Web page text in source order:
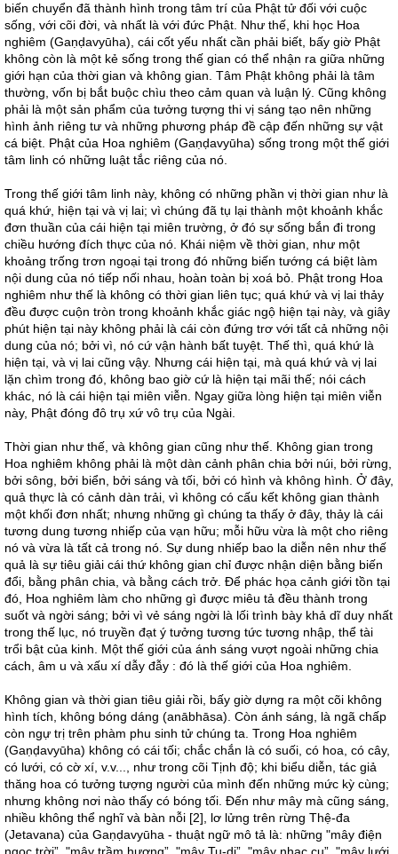
biến chuyển đã thành hình trong tâm trí của Phật tử đối với cuộc
sống, với cõi đời, và nhất là với đức Phật. Như thế, khi học Hoa
nghiêm (Gaṇḍavyūha), cái cốt yếu nhất cần phải biết, bấy giờ Phật
không còn là một kẻ sống trong thế gian có thể nhận ra giữa những
giới hạn của thời gian và không gian. Tâm Phật không phải là tâm
thường, vốn bị bắt buộc chìu theo cảm quan và luận lý. Cũng không
phải là một sản phẩm của tưởng tượng thi vị sáng tạo nên những
hình ảnh riêng tư và những phương pháp đề cập đến những sự vật
cá biệt. Phật của Hoa nghiêm (Gaṇḍavyūha) sống trong một thế giới
tâm linh có những luật tắc riêng của nó.
Trong thế giới tâm linh này, không có những phần vị thời gian như là
quá khứ, hiện tại và vị lai; vì chúng đã tụ lại thành một khoảnh khắc
đơn thuần của cái hiện tại miên trường, ở đó sự sống bắn đi trong
chiều hướng đích thực của nó. Khái niệm về thời gian, như một
khoảng trống trơn ngoại tại trong đó những biến tướng cá biệt làm
nội dung của nó tiếp nối nhau, hoàn toàn bị xoá bỏ. Phật trong Hoa
nghiêm như thế là không có thời gian liên tục; quá khứ và vị lai thảy
đều được cuộn tròn trong khoảnh khắc giác ngộ hiện tại này, và giây
phút hiện tại này không phải là cái còn đứng trơ với tất cả những nội
dung của nó; bởi vì, nó cứ vận hành bất tuyệt. Thế thì, quá khứ là
hiện tại, và vị lai cũng vậy. Nhưng cái hiện tại, mà quá khứ và vị lai
lặn chìm trong đó, không bao giờ cứ là hiện tại mãi thế; nói cách
khác, nó là cái hiện tại miên viễn. Ngay giữa lòng hiện tại miên viễn
này, Phật đóng đô trụ xứ vô trụ của Ngài.
Thời gian như thế, và không gian cũng như thế. Không gian trong
Hoa nghiêm không phải là một dàn cảnh phân chia bởi núi, bởi rừng,
bởi sông, bởi biển, bởi sáng và tối, bởi có hình và không hình. Ở đây,
quả thực là có cảnh dàn trải, vì không có cấu kết không gian thành
một khối đơn nhất; nhưng những gì chúng ta thấy ở đây, thảy là cái
tương dung tương nhiếp của vạn hữu; mỗi hữu vừa là một cho riêng
nó và vừa là tất cả trong nó. Sự dung nhiếp bao la diễn nên như thế
quả là sự tiêu giải cái thứ không gian chỉ được nhận diện bằng biến
đổi, bằng phân chia, và bằng cách trở. Để phác họa cảnh giới tồn tại
đó, Hoa nghiêm làm cho những gì được miêu tả đều thành trong
suốt và ngời sáng; bởi vì vẻ sáng ngời là lối trình bày khả dĩ duy nhất
trong thế lục, nó truyền đạt ý tưởng tương tức tương nhập, thể tài
trổi bật của kinh. Một thế giới của ánh sáng vượt ngoài những chia
cách, âm u và xấu xí dẫy đẫy : đó là thế giới của Hoa nghiêm.
Không gian và thời gian tiêu giải rồi, bấy giờ dựng ra một cõi không
hình tích, không bóng dáng (anābhāsa). Còn ánh sáng, là ngã chấp
còn ngự trị trên phàm phu sinh tử chúng ta. Trong Hoa nghiêm
(Gaṇḍavyūha) không có cái tối; chắc chắn là có suối, có hoa, có cây,
có lưới, có cờ xí, v.v..., như trong cõi Tịnh độ; khi biểu diễn, tác giả
thăng hoa có tưởng tượng người của mình đến những mức kỳ cùng;
nhưng không nơi nào thấy có bóng tối. Đến như mây mà cũng sáng,
nhiều không thể nghĩ và bàn nỗi [2], lơ lửng trên rừng Thệ-đa
(Jetavana) của Gaṇḍavyūha - thuật ngữ mô tả là: những "mây điện